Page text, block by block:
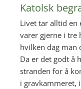
Katolsk
Livet tar alltid en
varer gjerne i tre
hvilken dag man
Da er det godt å
stranden for å
i gravkammeret,